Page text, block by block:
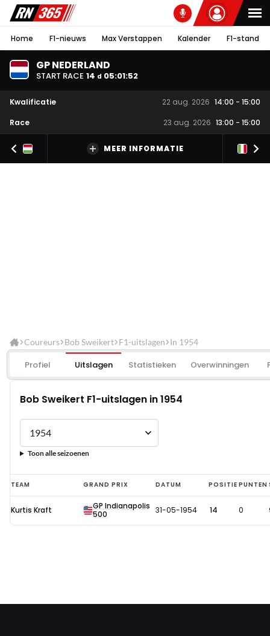
Home F1-nieuws Max Verstappen Kalender F1-stand
GP NEDERLAND
START RACE 14 d 05:01:51
Kwalificatie 22 aug. 2026 14:00 - 15:00
Race
23 aug. 2026 13:00 - 15:00
MEER INFORMATIE
Coureurs Bob Sweikert F1-uitslagen In 1954
Profiel Uitslagen Statistieken Overwinningen
Bob Sweikert F1-uitslagen in 1954
Toon alle seizoenen
Bob
Sweikert
F1-
TEAM GRAND PRIX DATUM POSITIE PUNTEN
Kurtis Kraft
GP Indianapolis
500
31-05-1954 14 0